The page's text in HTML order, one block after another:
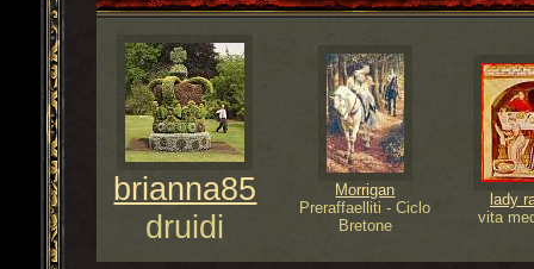
brianna85
druidi
Morrigan
Preraffaelliti - Ciclo
Bretone
lady
vita